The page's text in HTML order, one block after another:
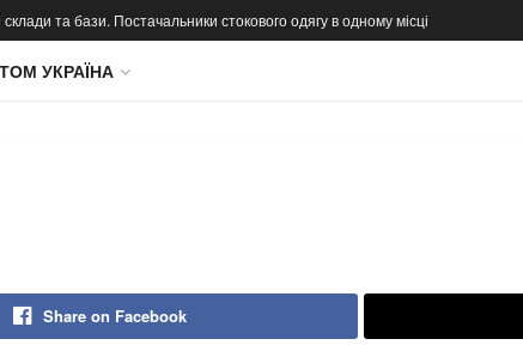
склади та бази. Постачальники стокового одягу в одному місці
УКРАЇНА
Share on Facebook